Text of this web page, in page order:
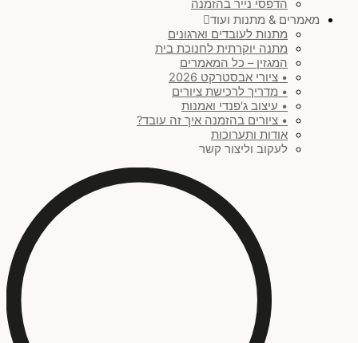
הדפסי נייר בהזמנה
מאמרים & מתנות ועוד
מתנות לעובדים וארגונים
מתנה יוקרתית לחנוכת בית
המגזין – כל המאמרים
• ציורי אבסטרקט 2026
• מדריך לרכישת ציורים
• עיצוב ג'פנדי ואמנות
• ציורים בהזמנה איך זה עובד?
אודות ותערוכות
לעקוב וליצור קשר